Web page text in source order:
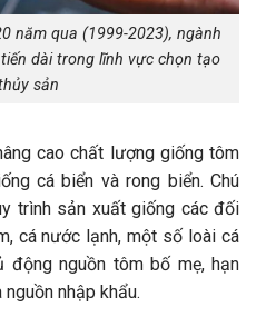
năm qua (1999-2023), ngành
dài trong lĩnh vực chọn tạo
sản
cao chất lượng giống tôm
cá biển và rong biển. Chú
trình sản xuất giống các đối
cá nước lạnh, một số loài cá
động nguồn tôm bố mẹ, hạn
nhập khẩu.